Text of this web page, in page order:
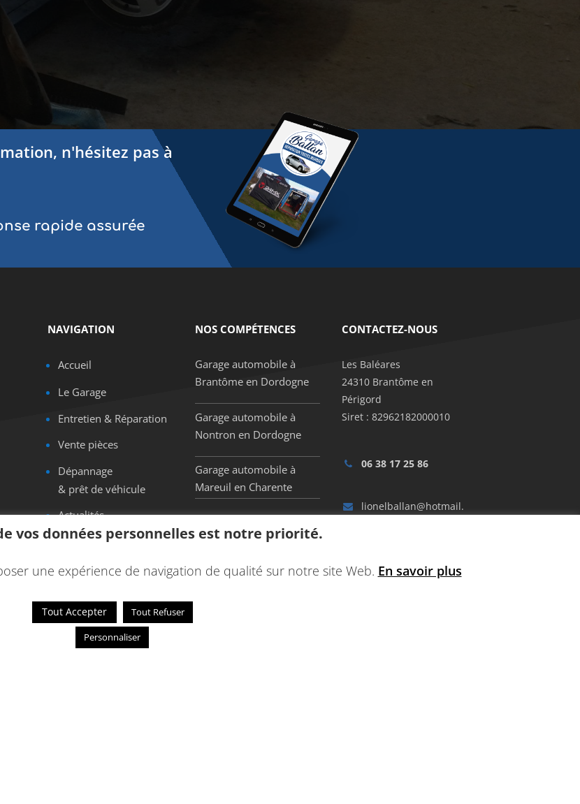
n'hésitez pas à
rapide assurée
NAVIGATION
Accueil
Le Garage
Entretien & Réparation
Vente pièces
Dépannage
& prêt de véhicule
Actualités
Contact
Devis
NOS COMPÉTENCES
Garage automobile à
Brantôme en Dordogne
Garage automobile à
Nontron en Dordogne
Garage automobile à
Mareuil en Charente
CONTACTEZ-NOUS
Les Baléares
24310 Brantôme en
Périgord
Siret : 82962182000010
06 38 17 25 86
lionelballan@hotmail.
fr
vos données personnelles est notre priorité.
une expérience de navigation de qualité sur notre site Web. En savoir plus
Tout Accepter
Tout Refuser
Personnaliser